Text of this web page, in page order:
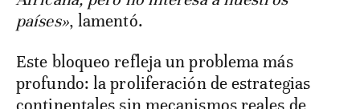
países», lamentó.
Este bloqueo refleja un problema más
profundo: la proliferación de estrategias